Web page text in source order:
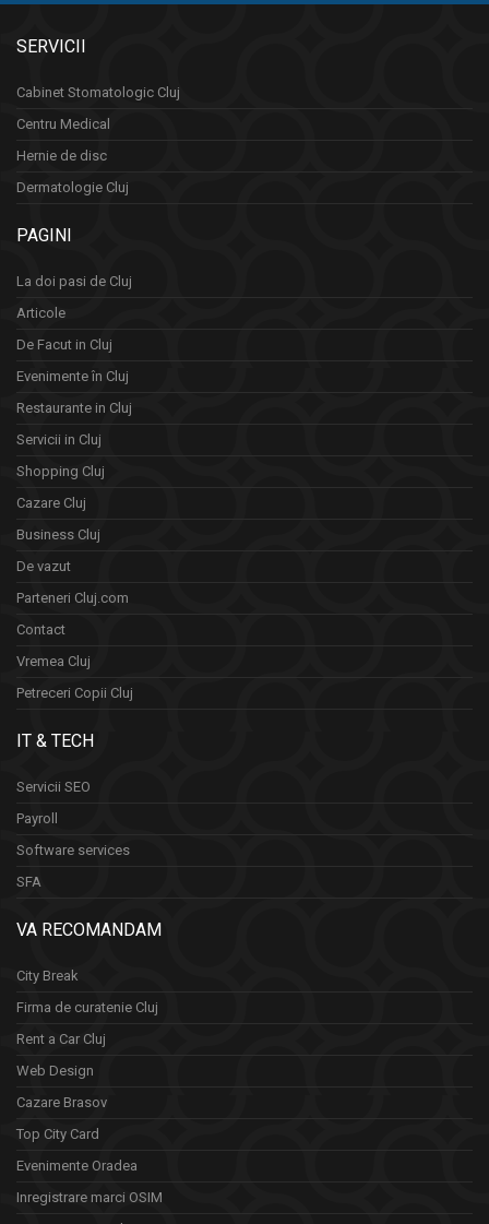
SERVICII
Cabinet Stomatologic Cluj
Centru Medical
Hernie de disc
Dermatologie Cluj
PAGINI
La doi pasi de Cluj
Articole
De Facut in Cluj
Evenimente în Cluj
Restaurante in Cluj
Servicii in Cluj
Shopping Cluj
Cazare Cluj
Business Cluj
De vazut
Parteneri Cluj.com
Contact
Vremea Cluj
Petreceri Copii Cluj
IT & TECH
Servicii SEO
Payroll
Software services
SFA
VA RECOMANDAM
City Break
Firma de curatenie Cluj
Rent a Car Cluj
Web Design
Cazare Brasov
Top City Card
Evenimente Oradea
Inregistrare marci OSIM